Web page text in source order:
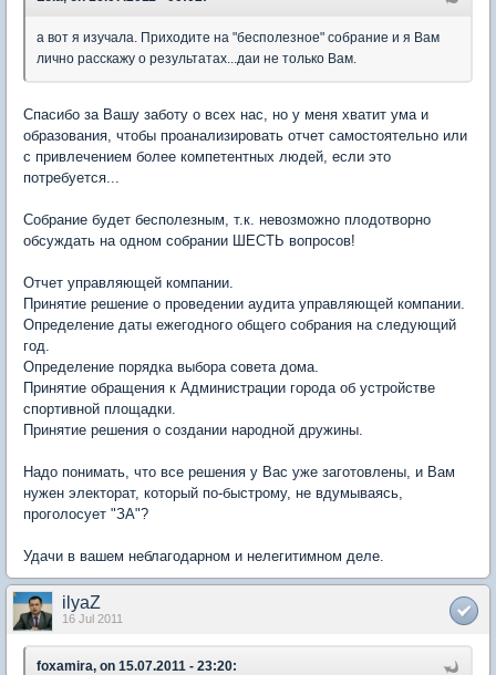
а вот я изучала. Приходите на "бесполезное" собрание и я Вам
лично расскажу о результатах...даи не только Вам.
Спасибо за Вашу заботу о всех нас, но у меня хватит ума и
образования, чтобы проанализировать отчет самостоятельно или
с привлечением более компетентных людей, если это
потребуется...
Собрание будет бесполезным, т.к. невозможно плодотворно
обсуждать на одном собрании ШЕСТЬ вопросов!
Отчет управляющей компании.
Принятие решение о проведении аудита управляющей компании.
Определение даты ежегодного общего собрания на следующий
год.
Определение порядка выбора совета дома.
Принятие обращения к Администрации города об устройстве
спортивной площадки.
Принятие решения о создании народной дружины.
Надо понимать, что все решения у Вас уже заготовлены, и Вам
нужен электорат, который по-быстрому, не вдумываясь,
проголосует "ЗА"?
Удачи в вашем неблагодарном и нелегитимном деле.
ilyaZ
16 Jul 2011
foxamira, on 15.07.2011 - 23:20: